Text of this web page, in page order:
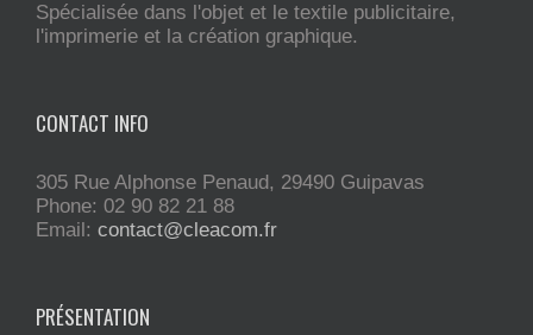
Spécialisée dans l'objet et le textile publicitaire,
l'imprimerie et la création graphique.
CONTACT INFO
305 Rue Alphonse Penaud, 29490 Guipavas
Phone: 02 90 82 21 88
Email: contact@cleacom.fr
PRÉSENTATION